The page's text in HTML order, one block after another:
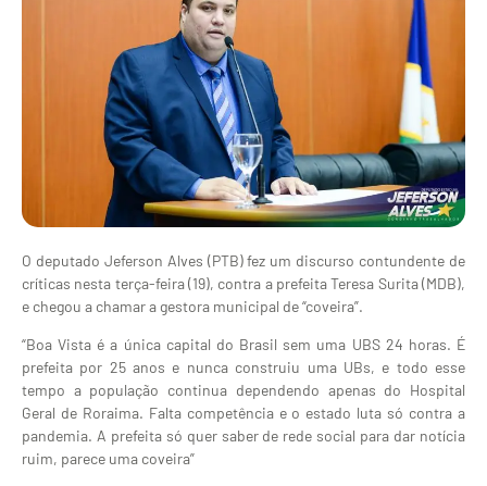
O deputado Jeferson Alves (PTB) fez um discurso contundente de
críticas nesta terça-feira (19), contra a prefeita Teresa Surita (MDB),
e chegou a chamar a gestora municipal de “coveira”.
“Boa Vista é a única capital do Brasil sem uma UBS 24 horas. É
prefeita por 25 anos e nunca construiu uma UBs, e todo esse
tempo a população continua dependendo apenas do Hospital
Geral de Roraima. Falta competência e o estado luta só contra a
pandemia. A prefeita só quer saber de rede social para dar notícia
ruim, parece uma coveira”